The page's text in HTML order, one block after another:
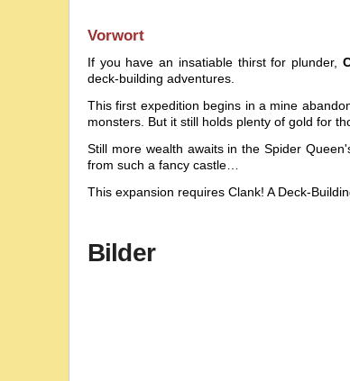
Vorwort
If you have an insatiable thirst for plunder,
deck-building adventures.
This first expedition begins in a mine
monsters. But it still holds plenty of gold for
Still more wealth awaits in the Spider
from such a fancy castle…
This expansion requires Clank! A Deck-
Bilder